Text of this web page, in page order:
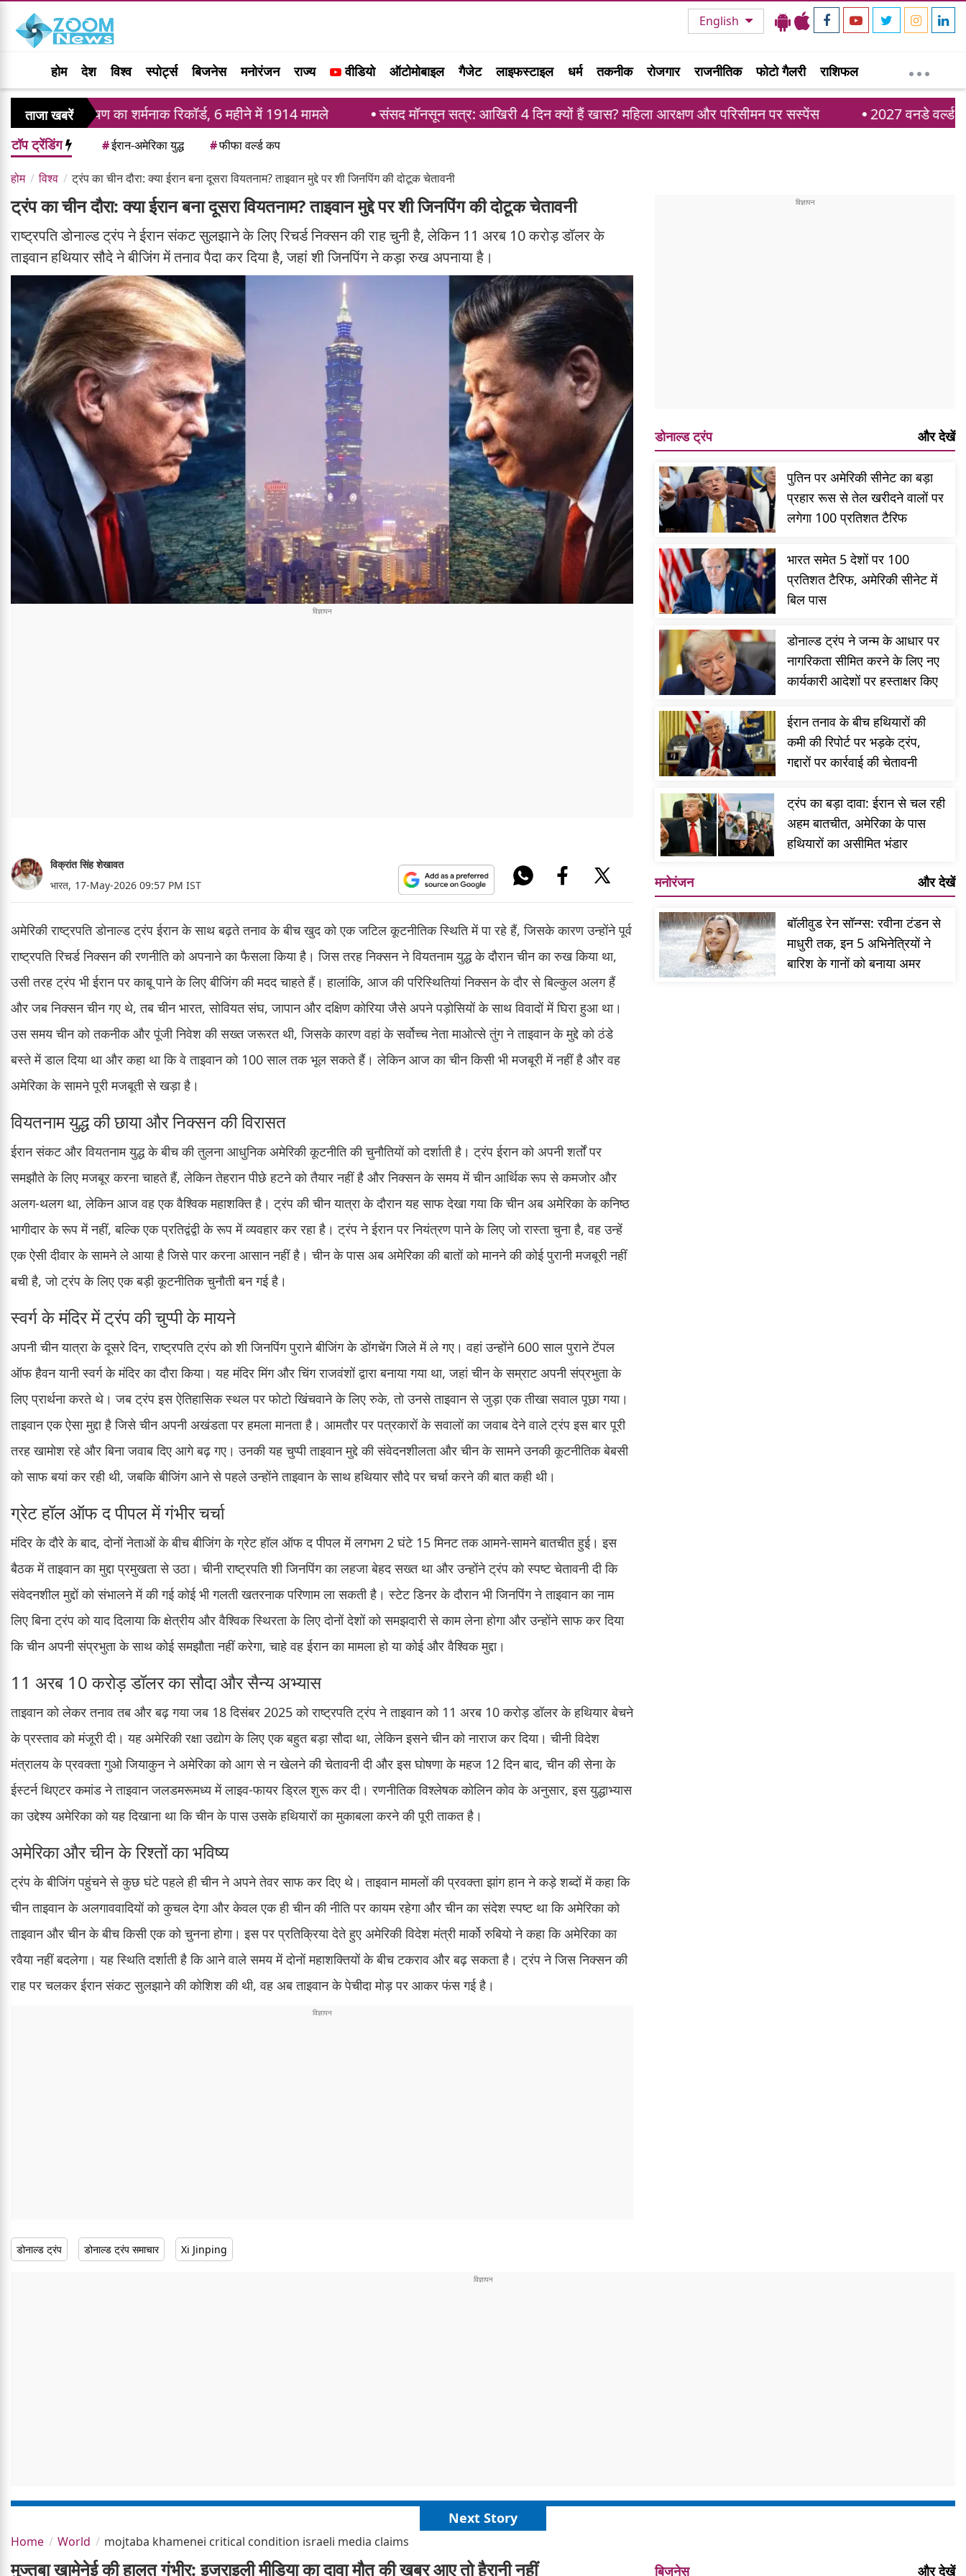
English
होम देश विश्व स्पोर्ट्स बिजनेस मनोरंजन राज्य वीडियो ऑटोमोबाइल गैजेट लाइफस्टाइल धर्म तकनीक रोजगार राजनीतिक फोटो गैलरी राशिफल
ताजा खबरें
का शर्मनाक रिकॉर्ड, 6 महीने में 1914 मामले संसद मॉनसून सत्र: आखिरी 4 दिन क्यों हैं खास? महिला आरक्षण और परिसीमन पर सस्पेंस 2027 वनडे वर्ल्ड कप में रोहित-
टॉप ट्रेंडिंग #ईरान-अमेरिका युद्ध #फीफा वर्ल्ड कप
होम विश्व ट्रंप का चीन दौरा: क्या ईरान बना दूसरा वियतनाम? ताइवान मुद्दे पर शी जिनपिंग की दोटूक चेतावनी
ट्रंप का चीन दौरा: क्या ईरान बना दूसरा वियतनाम? ताइवान मुद्दे पर शी जिनपिंग की दोटूक चेतावनी
राष्ट्रपति डोनाल्ड ट्रंप ने ईरान संकट सुलझाने के लिए रिचर्ड निक्सन की राह चुनी है, लेकिन 11 अरब 10 करोड़ डॉलर के
ताइवान हथियार सौदे ने बीजिंग में तनाव पैदा कर दिया है, जहां शी जिनपिंग ने कड़ा रुख अपनाया है।
विक्रांत सिंह शेखावत
भारत, 17-May-2026 09:57 PM IST
अमेरिकी राष्ट्रपति डोनाल्ड ट्रंप ईरान के साथ बढ़ते तनाव के बीच खुद को एक जटिल कूटनीतिक स्थिति में पा रहे हैं, जिसके कारण उन्होंने पूर्व
राष्ट्रपति रिचर्ड निक्सन की रणनीति को अपनाने का फैसला किया है। जिस तरह निक्सन ने वियतनाम युद्ध के दौरान चीन का रुख किया था,
उसी तरह ट्रंप भी ईरान पर काबू पाने के लिए बीजिंग की मदद चाहते हैं। हालांकि, आज की परिस्थितियां निक्सन के दौर से बिल्कुल अलग हैं
और जब निक्सन चीन गए थे, तब चीन भारत, सोवियत संघ, जापान और दक्षिण कोरिया जैसे अपने पड़ोसियों के साथ विवादों में घिरा हुआ था।
उस समय चीन को तकनीक और पूंजी निवेश की सख्त जरूरत थी, जिसके कारण वहां के सर्वोच्च नेता माओत्से तुंग ने ताइवान के मुद्दे को ठंडे
बस्ते में डाल दिया था और कहा था कि वे ताइवान को 100 साल तक भूल सकते हैं। लेकिन आज का चीन किसी भी मजबूरी में नहीं है और वह
अमेरिका के सामने पूरी मजबूती से खड़ा है।
वियतनाम युद्ध की छाया और निक्सन की विरासत
ईरान संकट और वियतनाम युद्ध के बीच की तुलना आधुनिक अमेरिकी कूटनीति की चुनौतियों को दर्शाती है। ट्रंप ईरान को अपनी शर्तों पर
समझौते के लिए मजबूर करना चाहते हैं, लेकिन तेहरान पीछे हटने को तैयार नहीं है और निक्सन के समय में चीन आर्थिक रूप से कमजोर और
अलग-थलग था, लेकिन आज वह एक वैश्विक महाशक्ति है। ट्रंप की चीन यात्रा के दौरान यह साफ देखा गया कि चीन अब अमेरिका के कनिष्ठ
भागीदार के रूप में नहीं, बल्कि एक प्रतिद्वंद्वी के रूप में व्यवहार कर रहा है। ट्रंप ने ईरान पर नियंत्रण पाने के लिए जो रास्ता चुना है, वह उन्हें
एक ऐसी दीवार के सामने ले आया है जिसे पार करना आसान नहीं है। चीन के पास अब अमेरिका की बातों को मानने की कोई पुरानी मजबूरी नहीं
बची है, जो ट्रंप के लिए एक बड़ी कूटनीतिक चुनौती बन गई है।
स्वर्ग के मंदिर में ट्रंप की चुप्पी के मायने
अपनी चीन यात्रा के दूसरे दिन, राष्ट्रपति ट्रंप को शी जिनपिंग पुराने बीजिंग के डोंगचेंग जिले में ले गए। वहां उन्होंने 600 साल पुराने टेंपल
ऑफ हैवन यानी स्वर्ग के मंदिर का दौरा किया। यह मंदिर मिंग और चिंग राजवंशों द्वारा बनाया गया था, जहां चीन के सम्राट अपनी संप्रभुता के
लिए प्रार्थना करते थे। जब ट्रंप इस ऐतिहासिक स्थल पर फोटो खिंचवाने के लिए रुके, तो उनसे ताइवान से जुड़ा एक तीखा सवाल पूछा गया।
ताइवान एक ऐसा मुद्दा है जिसे चीन अपनी अखंडता पर हमला मानता है। आमतौर पर पत्रकारों के सवालों का जवाब देने वाले ट्रंप इस बार पूरी
तरह खामोश रहे और बिना जवाब दिए आगे बढ़ गए। उनकी यह चुप्पी ताइवान मुद्दे की संवेदनशीलता और चीन के सामने उनकी कूटनीतिक बेबसी
को साफ बयां कर रही थी, जबकि बीजिंग आने से पहले उन्होंने ताइवान के साथ हथियार सौदे पर चर्चा करने की बात कही थी।
ग्रेट हॉल ऑफ द पीपल में गंभीर चर्चा
मंदिर के दौरे के बाद, दोनों नेताओं के बीच बीजिंग के ग्रेट हॉल ऑफ द पीपल में लगभग 2 घंटे 15 मिनट तक आमने-सामने बातचीत हुई। इस
बैठक में ताइवान का मुद्दा प्रमुखता से उठा। चीनी राष्ट्रपति शी जिनपिंग का लहजा बेहद सख्त था और उन्होंने ट्रंप को स्पष्ट चेतावनी दी कि
संवेदनशील मुद्दों को संभालने में की गई कोई भी गलती खतरनाक परिणाम ला सकती है। स्टेट डिनर के दौरान भी जिनपिंग ने ताइवान का नाम
लिए बिना ट्रंप को याद दिलाया कि क्षेत्रीय और वैश्विक स्थिरता के लिए दोनों देशों को समझदारी से काम लेना होगा और उन्होंने साफ कर दिया
कि चीन अपनी संप्रभुता के साथ कोई समझौता नहीं करेगा, चाहे वह ईरान का मामला हो या कोई और वैश्विक मुद्दा।
11 अरब 10 करोड़ डॉलर का सौदा और सैन्य अभ्यास
ताइवान को लेकर तनाव तब और बढ़ गया जब 18 दिसंबर 2025 को राष्ट्रपति ट्रंप ने ताइवान को 11 अरब 10 करोड़ डॉलर के हथियार बेचने
के प्रस्ताव को मंजूरी दी। यह अमेरिकी रक्षा उद्योग के लिए एक बहुत बड़ा सौदा था, लेकिन इसने चीन को नाराज कर दिया। चीनी विदेश
मंत्रालय के प्रवक्ता गुओ जियाकुन ने अमेरिका को आग से न खेलने की चेतावनी दी और इस घोषणा के महज 12 दिन बाद, चीन की सेना के
ईस्टर्न थिएटर कमांड ने ताइवान जलडमरूमध्य में लाइव-फायर ड्रिल शुरू कर दी। रणनीतिक विश्लेषक कोलिन कोव के अनुसार, इस युद्धाभ्यास
का उद्देश्य अमेरिका को यह दिखाना था कि चीन के पास उसके हथियारों का मुकाबला करने की पूरी ताकत है।
अमेरिका और चीन के रिश्तों का भविष्य
ट्रंप के बीजिंग पहुंचने से कुछ घंटे पहले ही चीन ने अपने तेवर साफ कर दिए थे। ताइवान मामलों की प्रवक्ता झांग हान ने कड़े शब्दों में कहा कि
चीन ताइवान के अलगाववादियों को कुचल देगा और केवल एक ही चीन की नीति पर कायम रहेगा और चीन का संदेश स्पष्ट था कि अमेरिका को
ताइवान और चीन के बीच किसी एक को चुनना होगा। इस पर प्रतिक्रिया देते हुए अमेरिकी विदेश मंत्री मार्को रुबियो ने कहा कि अमेरिका का
रवैया नहीं बदलेगा। यह स्थिति दर्शाती है कि आने वाले समय में दोनों महाशक्तियों के बीच टकराव और बढ़ सकता है। ट्रंप ने जिस निक्सन की
राह पर चलकर ईरान संकट सुलझाने की कोशिश की थी, वह अब ताइवान के पेचीदा मोड़ पर आकर फंस गई है।
डोनाल्ड ट्रंप डोनाल्ड ट्रंप समाचार Xi Jinping
डोनाल्ड ट्रंप और देखें
पुतिन पर अमेरिकी सीनेट का बड़ा
प्रहार रूस से तेल खरीदने वालों पर
लगेगा 100 प्रतिशत टैरिफ
भारत समेत 5 देशों पर 100
प्रतिशत टैरिफ, अमेरिकी सीनेट में
बिल पास
डोनाल्ड ट्रंप ने जन्म के आधार पर
नागरिकता सीमित करने के लिए नए
कार्यकारी आदेशों पर हस्ताक्षर किए
ईरान तनाव के बीच हथियारों की
कमी की रिपोर्ट पर भड़के ट्रंप,
गद्दारों पर कार्रवाई की चेतावनी
ट्रंप का बड़ा दावा: ईरान से चल रही
अहम बातचीत, अमेरिका के पास
हथियारों का असीमित भंडार
मनोरंजन और देखें
बॉलीवुड रेन सॉन्ग्स: रवीना टंडन से
माधुरी तक, इन 5 अभिनेत्रियों ने
बारिश के गानों को बनाया अमर
Next Story
Home World mojtaba khamenei critical condition israeli media claims
मुज्तबा खामेनेई की हालत गंभीर: इजराइली मीडिया का दावा मौत की खबर आए तो हैरानी नहीं बिजनेस और देखें